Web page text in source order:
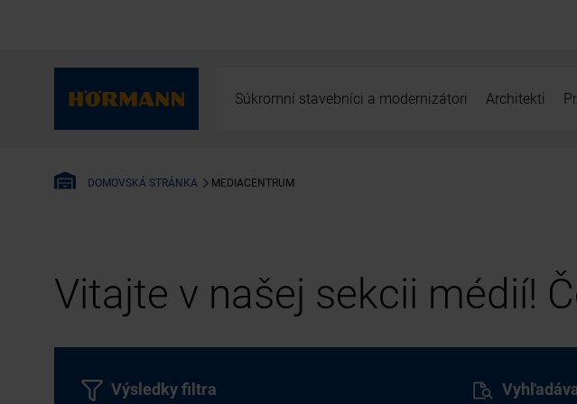
Súkromní stavebníci a modernizátori Architekti
DOMOVSKÁ STRÁNKA MEDIACENTRUM
Vitajte v našej sekcii médií!
Výsledky filtra